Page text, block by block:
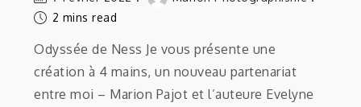
2 mins read
Odyssée de Ness Je vous présente une
création à 4 mains, un nouveau partenariat
entre moi – Marion Pajot et l’auteure Evelyne